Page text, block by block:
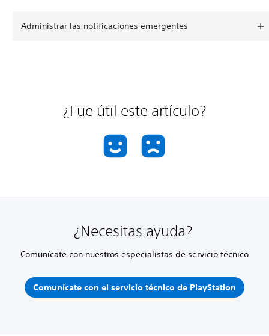
Administrar las notificaciones emergentes
¿Fue útil este artículo?
¿Necesitas ayuda?
Comunícate con nuestros especialistas de servicio técnico
Comunícate con el servicio técnico de PlayStation